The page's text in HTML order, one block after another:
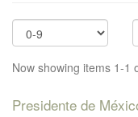
Now showing items 1-1
Presidente de